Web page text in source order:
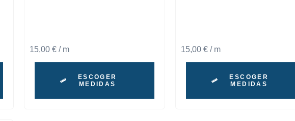
15,00 €/ m
ESCOGER
MEDIDAS
15,00 € / m
ESCOGER
MEDIDAS